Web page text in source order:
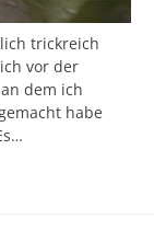
trickreich
vor der
dem ich
habe